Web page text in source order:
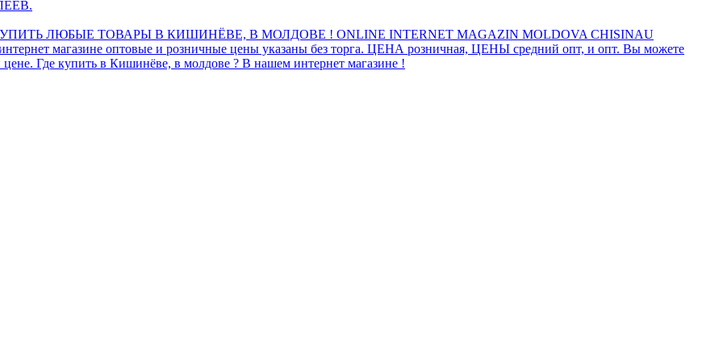
ЛЮБЫЕ ТОВАРЫ В КИШИНЁВЕ, В МОЛДОВЕ ! ONLINE INTERNET MAGAZIN MOLDOVA CHISINAU
магазине оптовые и розничные цены указаны без торга. ЦЕНА розничная, ЦЕНЫ средний опт, и опт. Вы можете
Где купить в Кишинёве, в молдове ? В нашем интернет магазине !